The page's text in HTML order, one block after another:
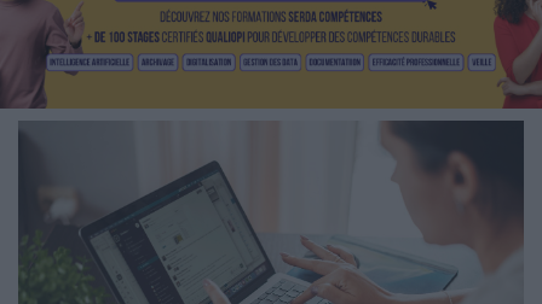
TRAVAIL COLLABORATIF
VIE NUMÉRIQUE
NUMÉRIQUE RESPONSABLE
LES DOSSIERS
LES NEWSLETTERS